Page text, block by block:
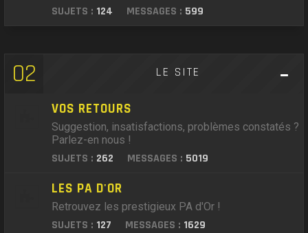
SUJETS : 124 MESSAGES : 599
02 LE SITE
VOS RETOURS
Suggestion, insatisfactions, problèmes constatés ?
Parlez-en nous !
SUJETS : 262 MESSAGES : 5019
LES PA D'OR
Retrouvez les prestigieux PA d'Or !
SUJETS : 127 MESSAGES : 1629